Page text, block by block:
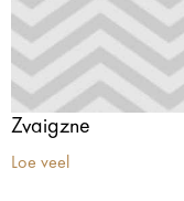
Zvaigzne
Loe veel